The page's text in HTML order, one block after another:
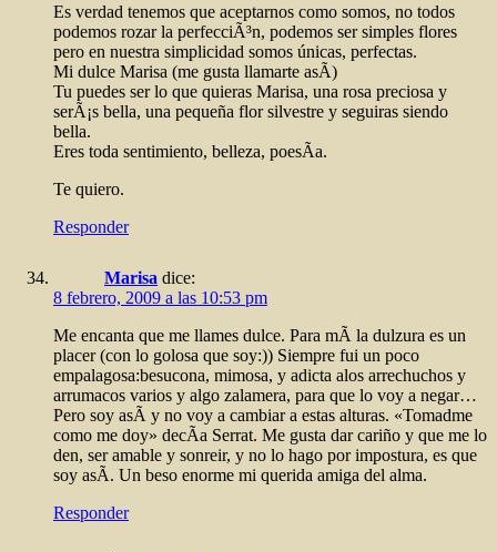
Es verdad tenemos que aceptarnos como somos, no todos
podemos rozar la perfecciÃ³n, podemos ser simples flores
pero en nuestra simplicidad somos únicas, perfectas.
Mi dulce Marisa (me gusta llamarte asÃ­)
Tu puedes ser lo que quieras Marisa, una rosa preciosa y
serÃ¡s bella, una pequeña flor silvestre y seguiras siendo
bella.
Eres toda sentimiento, belleza, poesÃ­a.
Te quiero.
Responder
Marisa dice:
8 febrero, 2009 a las 10:53 pm
Me encanta que me llames dulce. Para mÃ­ la dulzura es un
placer (con lo golosa que soy:)) Siempre fui un poco
empalagosa:besucona, mimosa, y adicta alos arrechuchos y
arrumacos varios y algo zalamera, para que lo voy a negar…
Pero soy asÃ­ y no voy a cambiar a estas alturas. «Tomadme
como me doy» decÃ­a Serrat. Me gusta dar cariño y que me lo
den, ser amable y sonreir, y no lo hago por impostura, es que
soy asÃ­. Un beso enorme mi querida amiga del alma.
Responder